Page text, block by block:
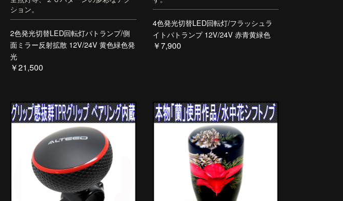
ション。
2色発光切替LED回転灯パトランプ/側
面ミラー反射拡散 12V/24V 黄色緑色発
光
￥21,500
4色発光切替LED回転灯/フラッシュラ
イトパトランプ 12V/24V 赤青黄緑色
￥7,900